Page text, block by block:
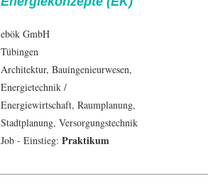
ebök GmbH
Tübingen
Architektur, Bauingenieurwesen,
Energietechnik /
Energiewirtschaft, Raumplanung,
Stadtplanung, Versorgungstechnik
Job - Einstieg: Praktikum